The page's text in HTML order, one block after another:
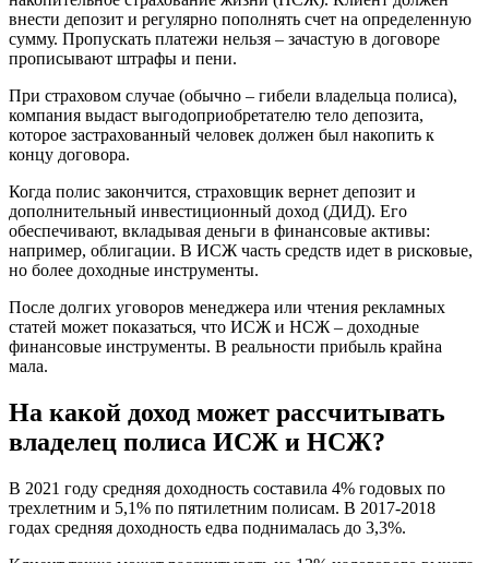
внести депозит и регулярно пополнять счет на определенную
сумму. Пропускать платежи нельзя – зачастую в договоре
прописывают штрафы и пени.
При страховом случае (обычно – гибели владельца полиса),
компания выдаст выгодоприобретателю тело депозита,
которое застрахованный человек должен был накопить к
концу договора.
Когда полис закончится, страховщик вернет депозит и
дополнительный инвестиционный доход (ДИД). Его
обеспечивают, вкладывая деньги в финансовые активы:
например, облигации. В ИСЖ часть средств идет в рисковые,
но более доходные инструменты.
После долгих уговоров менеджера или чтения рекламных
статей может показаться, что ИСЖ и НСЖ – доходные
финансовые инструменты. В реальности прибыль крайна
мала.
На какой доход может рассчитывать
владелец полиса ИСЖ и НСЖ?
В 2021 году средняя доходность составила 4% годовых по
трехлетним и 5,1% по пятилетним полисам. В 2017-2018
годах средняя доходность едва поднималась до 3,3%.